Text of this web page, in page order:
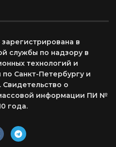
зарегистрирована в
службы по надзору в
технологий и
Санкт-Петербургу и
о
информации ПИ №
года.